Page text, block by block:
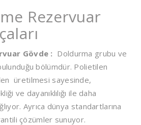
Rezervuar
Gövde : Doldurma grubu ve
bölümdür. Polietilen
üretilmesi sayesinde,
ve dayanıklılığı ile daha
Ayrıca dünya standartlarına
çözümler sunuyor.